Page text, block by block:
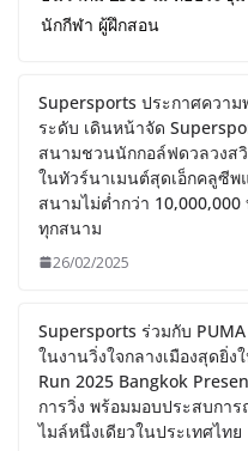
นักกีฬา ผู้ฝึกสอน
Supersports ประกาศควา
ระดับ เดินหน้าจัด
สนามชวนนักกอล์ฟดวลวงส
ในทัวร์นาเมนต์สุดเอ็กคลูซี
สนามไม่ต่ำกว่า
ทุกสนาม
26/02/2025
Supersports ร่วมกับ
ในงานวิ่งใจกลางเมืองสุดยิ่
Run 2025 Bangkok
การวิ่ง พร้อมมอบประสบกา
ไมล์หนึ่งเดียวในประเทศไทย